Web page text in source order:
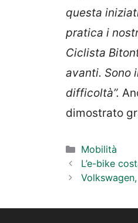
questa
pratica i
Ciclista
avanti. Sono
difficoltà”.
dimostrato
Categorie
Mobilità
L’e-bike